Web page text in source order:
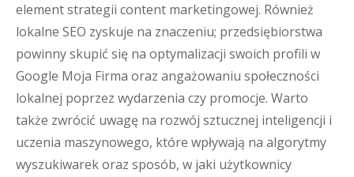
element strategii content marketingowej. Również
lokalne SEO zyskuje na znaczeniu; przedsiębiorstwa
powinny skupić się na optymalizacji swoich profili w
Google Moja Firma oraz angażowaniu społeczności
lokalnej poprzez wydarzenia czy promocje. Warto
także zwrócić uwagę na rozwój sztucznej inteligencji i
uczenia maszynowego, które wpływają na algorytmy
wyszukiwarek oraz sposób, w jaki użytkownicy